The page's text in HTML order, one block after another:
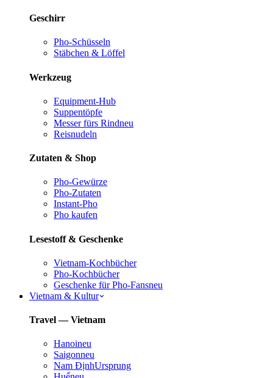
Geschirr
Pho-Schüsseln
Stäbchen & Löffel
Werkzeug
Equipment-Hub
Suppentöpfe
Messer fürs Rindneu
Reisnudeln
Zutaten & Shop
Pho-Gewürze
Pho-Zutaten
Instant-Pho
Pho kaufen
Lesestoff & Geschenke
Vietnam-Kochbücher
Pho-Kochbücher
Geschenke für Pho-Fansneu
Vietnam & Kultur
Travel — Vietnam
Hanoineu
Saigonneu
Nam ĐịnhUrsprung